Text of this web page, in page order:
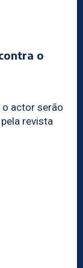
o
o actor serão
revista